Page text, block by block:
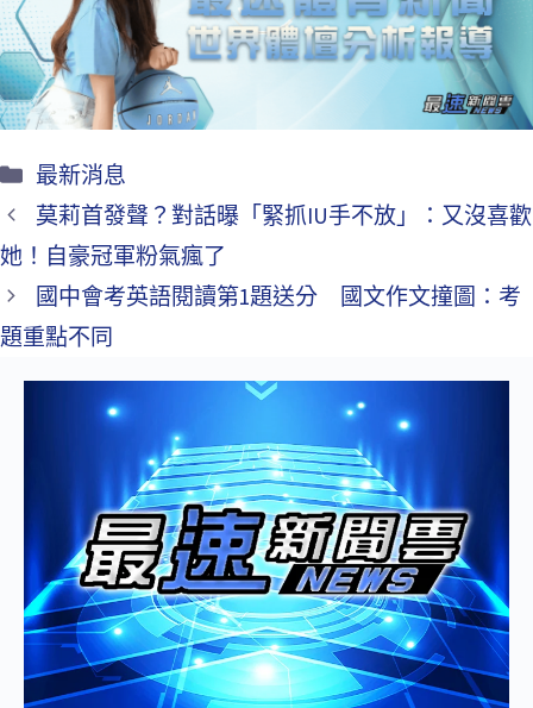
o
k
最新消息
莫莉首發聲？對話曝「緊抓IU手不放」：又沒喜歡
她！自豪冠軍粉氣瘋了
國中會考英語閱讀第1題送分 國文作文撞圖：考
題重點不同